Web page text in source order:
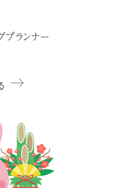
プランナー